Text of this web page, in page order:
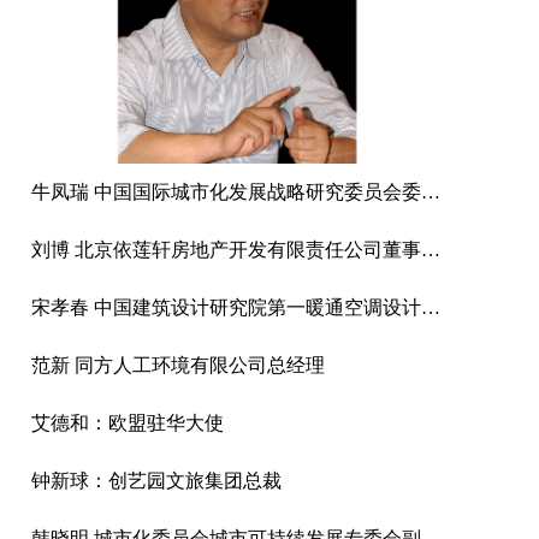
牛凤瑞 中国国际城市化发展战略研究委员会委员、中国社科院城市发展与环境研究中心原主任、中国城市经济学会副会长
刘博 北京依莲轩房地产开发有限责任公司董事、总经理
宋孝春 中国建筑设计研究院第一暖通空调设计研究室主任
范新 同方人工环境有限公司总经理
艾德和：欧盟驻华大使
钟新球：创艺园文旅集团总裁